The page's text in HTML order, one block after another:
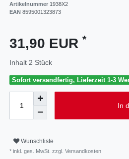
Artikelnummer 1938X2
EAN 8595001323873
31,90 EUR *
Inhalt 2 Stück
Sofort versandfertig, Lieferzeit 1-3
In
Wunschliste
* inkl. ges. MwSt. zzgl. Versandkosten